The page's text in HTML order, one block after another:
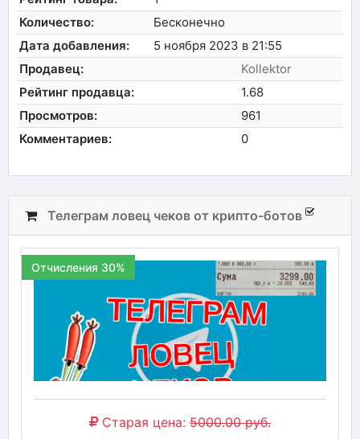
Количество:
Бесконечно
Дата добавления:
5 ноября 2023 в 21:55
Продавец:
Kollektor
Рейтинг продавца:
1.68
Просмотров:
961
Комментариев:
0
Телеграм ловец чеков от крипто-ботов
Отчисления 30%
Старая цена: 5000.00 руб.